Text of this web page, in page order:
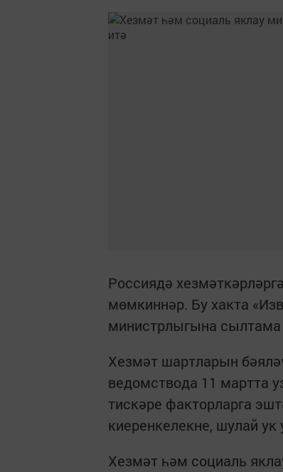
Россиядә
мөмкиннәр. Бу хакта
министрлыгына сылтама
Хезмәт шартларын
ведомствода 11 мартта
тискәре факторларга
киеренкелекне, шулай
Хезмәт һәм социаль